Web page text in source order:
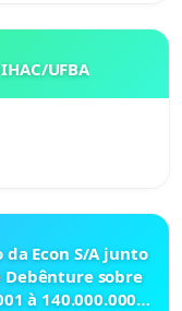
UFBA
Econ S/A junto
Debênture sobre
à 140.000.000